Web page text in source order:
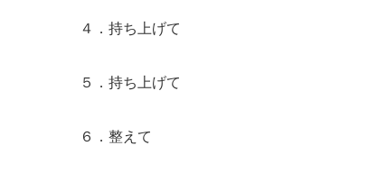
４．持ち上げて
５．持ち上げて
６．整えて